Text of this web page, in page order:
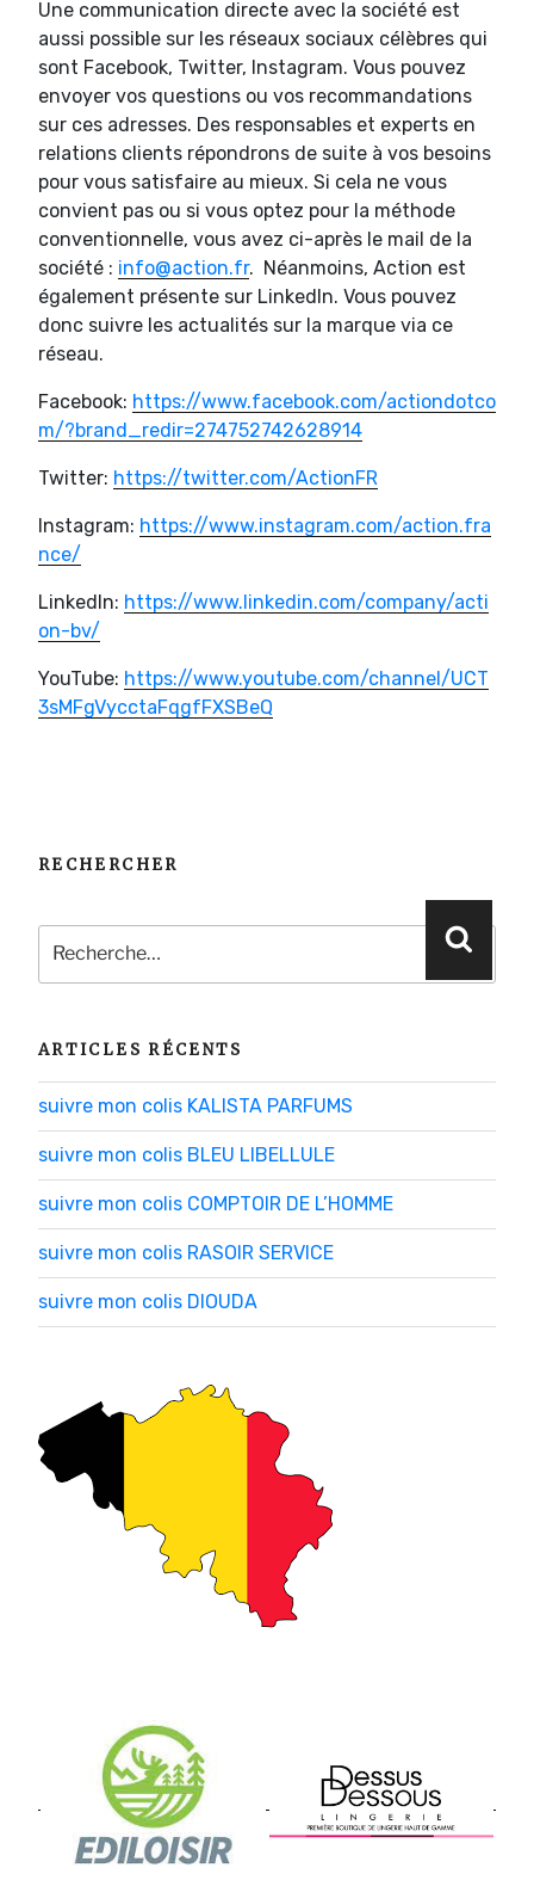
Une communication directe avec la société est
aussi possible sur les réseaux sociaux célèbres qui
sont Facebook, Twitter, Instagram. Vous pouvez
envoyer vos questions ou vos recommandations
sur ces adresses. Des responsables et experts en
relations clients répondrons de suite à vos besoins
pour vous satisfaire au mieux. Si cela ne vous
convient pas ou si vous optez pour la méthode
conventionnelle, vous avez ci-après le mail de la
société : info@action.fr. Néanmoins, Action est
également présente sur LinkedIn. Vous pouvez
donc suivre les actualités sur la marque via ce
réseau.
Facebook: https://www.facebook.com/actiondotco
m/?brand_redir=274752742628914
Twitter: https://twitter.com/ActionFR
Instagram: https://www.instagram.com/action.fra
nce/
LinkedIn: https://www.linkedin.com/company/acti
on-bv/
YouTube: https://www.youtube.com/channel/UCT
3sMFgVycctaFqgfFXSBeQ
RECHERCHER
Recherche
pour
:
ARTICLES RÉCENTS
suivre mon colis KALISTA PARFUMS
suivre mon colis BLEU LIBELLULE
suivre mon colis COMPTOIR DE L’HOMME
suivre mon colis RASOIR SERVICE
suivre mon colis DIOUDA